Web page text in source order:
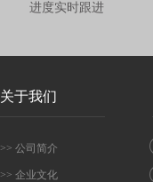
进度实时跟进
关于我们
>> 公司简介
>> 企业文化